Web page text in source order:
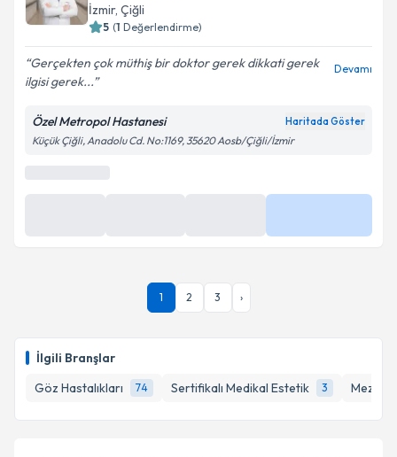
İlgili Branşlar
Göz Hastalıkları
74 Sertifikalı Medikal Estetik 3
E-posta Adresiniz
Metni'ni okudum ve kişisel verilerimin belirtilen
kapsamda işlenmesini kabul ediyorum.
Takvim Talebini Gönder
İzmir, Çiğli
5 (1 Değerlendirme)
Gerçekten çok müthiş bir doktor gerek dikkati gerek
ilgisi gerek...
Devamı
Özel Metropol Hastanesi Haritada Göster
Küçük Çiğli, Anadolu Cd. No:1169, 35620 Aosb/Çiğli/İzmir
1 2 3 ›